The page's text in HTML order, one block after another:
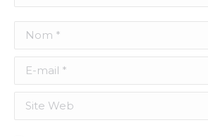
Nom *
E-mail *
Site Web